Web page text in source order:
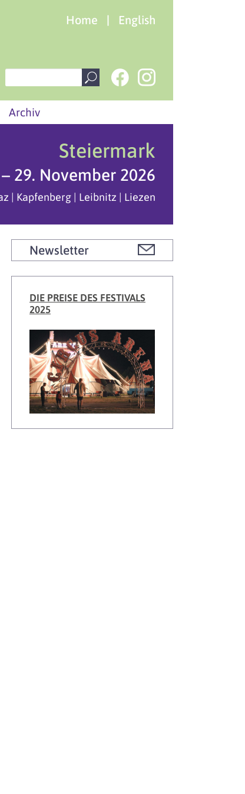
Home | English
Archiv
Steiermark
29. November 2026
| Kapfenberg | Leibnitz | Liezen
Newsletter
DIE PREISE DES FESTIVALS
2025